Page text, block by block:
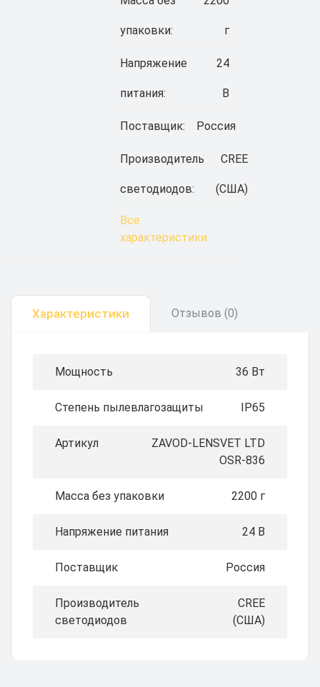
упаковки: г
Напряжение
питания:
24
В
Поставщик: Россия
Производитель
светодиодов:
CREE
(США)
Все
характеристики
Характеристики Отзывов (0)
Мощность 36 Вт
Степень пылевлагозащиты IP65
Артикул
ZAVOD-LENSVET LTD
OSR-836
Масса без упаковки 2200 г
Напряжение питания 24 В
Поставщик Россия
Производитель
светодиодов
CREE
(США)